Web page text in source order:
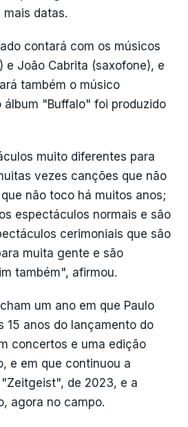
mais datas.
contará com os músicos
e João Cabrita (saxofone), e
também o músico
álbum "Buffalo" foi produzido
muito diferentes para
vezes canções que não
não toco há muitos anos;
espectáculos normais e são
cerimoniais que são
muita gente e são
também", afirmou.
um ano em que Paulo
15 anos do lançamento do
concertos e uma edição
e em que continuou a
de 2023, e a
agora no campo.